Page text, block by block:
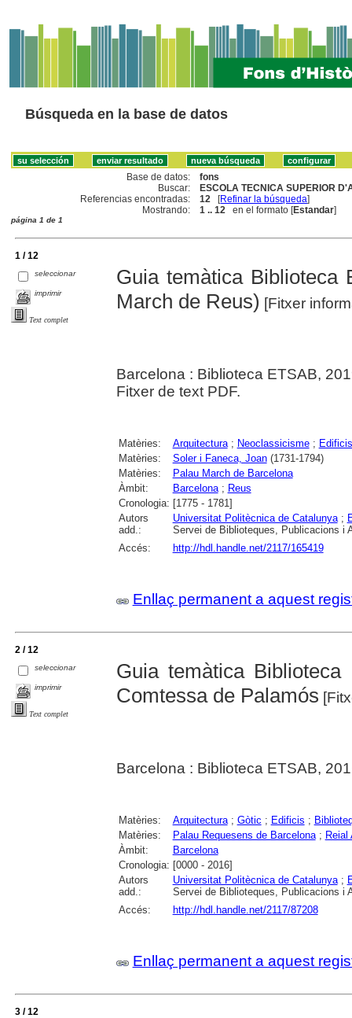
Búsqueda en la base de datos
Base de datos:
fons
Buscar:
ESCOLA TECNICA SUPERIOR
Referencias encontradas:
12 [Refinar la búsqueda]
Mostrando:
1 .. 12 en el formato [Estandar]
página 1 de 1
1 / 12
seleccionar
imprimir
Text complet
Guia temàtica Biblioteca
March de Reus) [Fitxer
Barcelona : Biblioteca ETSAB,
Fitxer de text PDF.
Matèries: Arquitectura; Neoclassicisme; Edificis
Matèries:
Soler i Faneca, Joan(1731-1794)
Matèries:
Palau March de Barcelona
Àmbit:
Barcelona; Reus
Cronologia: [1775 - 1781]
Autors
add.:
Universitat Politècnica de Catalunya;
Servei de Biblioteques, Publicacions i
Accés:
http://hdl.handle.net/2117/165419
Enllaç permanent a aquest
2 / 12
seleccionar
imprimir
Text complet
Guia temàtica
Comtessa de Palamós
Barcelona : Biblioteca ETSAB,
Matèries: Arquitectura; Gòtic ; Edificis ;
Matèries:
Palau Requesens de Barcelona;
Àmbit:
Barcelona
Cronologia: [0000 - 2016]
Autors
add.:
Universitat Politècnica de Catalunya;
Servei de Biblioteques, Publicacions i
Accés:
http://hdl.handle.net/2117/87208
Enllaç permanent a aquest
3 / 12